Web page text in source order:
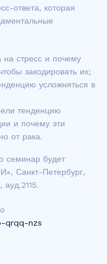
ответа, которая
на стресс и почему
закодировать их;
усложняться в
тенденцию
и почему эти
от рака.
семинар будет
Санкт-Петербург,
qrqq-nzs